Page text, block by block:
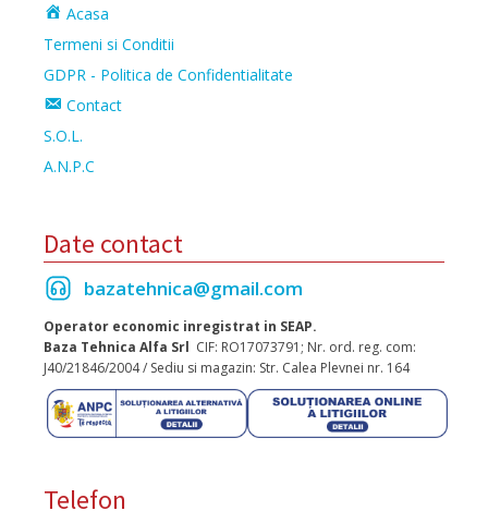
Acasa
Termeni si Conditii
GDPR - Politica de Confidentialitate
Contact
S.O.L.
A.N.P.C
Date contact
bazatehnica@gmail.com
Operator economic inregistrat in SEAP.
Baza Tehnica Alfa Srl CIF: RO17073791; Nr. ord. reg. com:
J40/21846/2004 / Sediu si magazin: Str. Calea Plevnei nr. 164
Telefon